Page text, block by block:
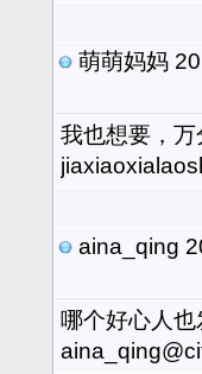
萌萌妈妈
我也想要，万
aina_qing
哪个好心人